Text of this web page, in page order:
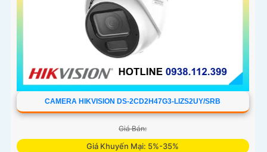
CAMERA HIKVISION DS-2CD2H47G3-LIZS2UY/SRB
Giá Bán:
Giá Khuyến Mại: 5%-35%